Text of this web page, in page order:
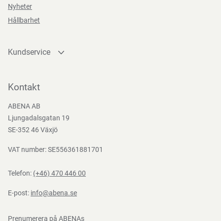
Teststandarder
388:2016
Nyheter
Hållbarhet
Kundservice
Bli kund
Nedladdningar
Kontakt
ABENA AB
Ljungadalsgatan 19
SE-352 46 Växjö
VAT number: SE556361881701
Telefon: (+46) 470 446 00
E-post: info@abena.se
Prenumerera på ABENAs